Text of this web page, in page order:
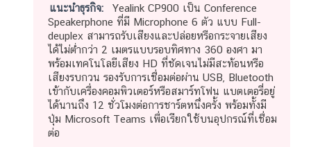
แนะนำธุรกิจ:
Yealink CP900 เป็น Conference
Speakerphone ที่มี Microphone 6 ตัว แบบ Full-
deuplex สามารถรับเสียงและปล่อยหรือกระจายเสียง
ได้ไม่ต่ำกว่า 2 เมตรแบบรอบทิศทาง 360 องศา มา
พร้อมเทคโนโลยีเสียง HD ที่ชัดเจนไม่มีสะท้อนหรือ
เสียงรบกวน รองรับการเชื่อมต่อผ่าน USB, Bluetooth
เข้ากับเครื่องคอมพิวเตอร์หรือสมาร์ทโฟน แบตเตอรี่อยู่
ได้นานถึง 12 ชั่วโมงต่อการชาร์ตหนึ่งครั้ง พร้อมทั้งมี
ปุ่ม Microsoft Teams เพื่อเรียกใช้บนอุปกรณ์ที่เชื่อม
ต่อ